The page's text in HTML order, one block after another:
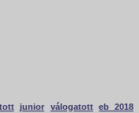
junior válogatott
eb 2018